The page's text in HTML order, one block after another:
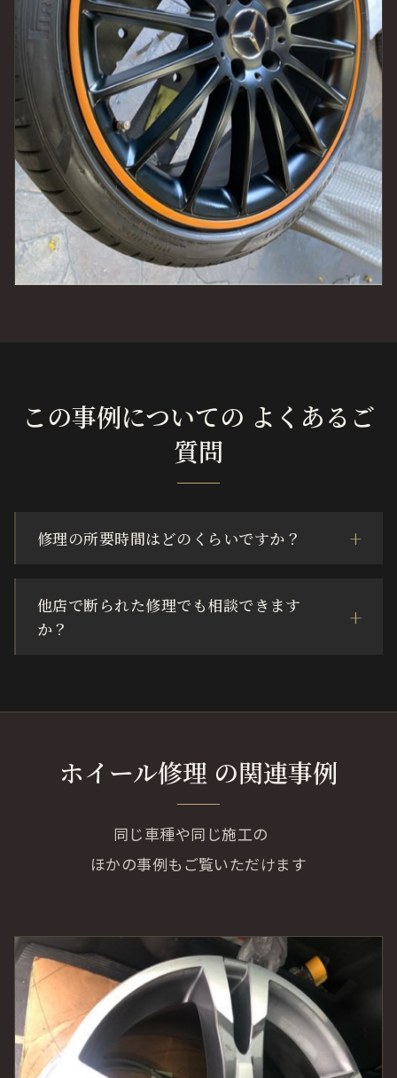
この事例についての よくあるご
質問
修理の所要時間はどのくらいですか？
他店で断られた修理でも相談できます
か？
ホイール修理 の関連事例
同じ車種や同じ施工の
ほかの事例もご覧いただけます